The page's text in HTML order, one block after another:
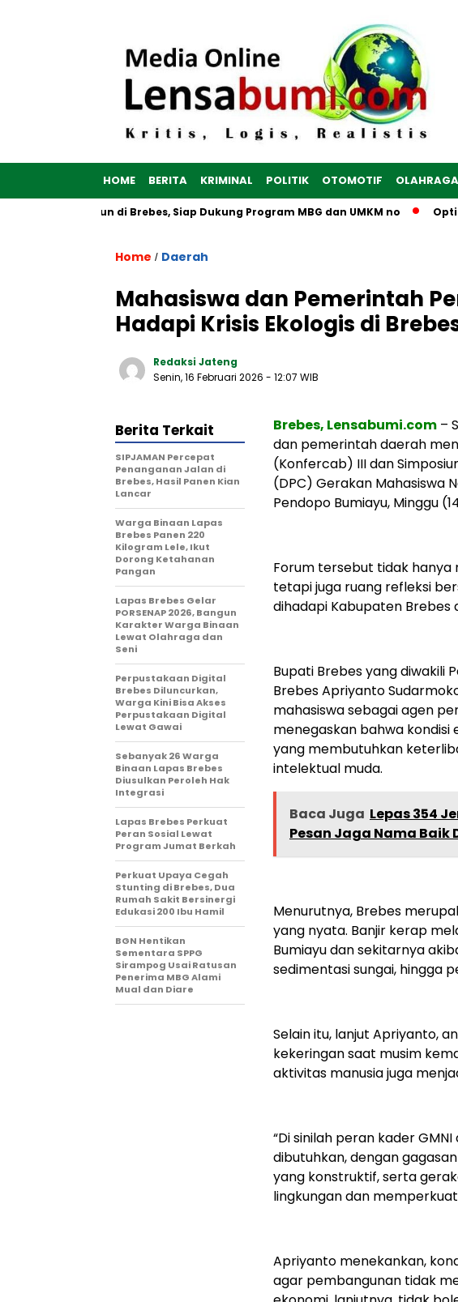
HOME BERITA KRIMINAL POLITIK OTOMOTIF OLAHRAGA
Dibangun di Brebes, Siap Dukung Program MBG dan UMKM no
Home / Daerah
Mahasiswa dan Pemerintah
Hadapi Krisis Ekologis di
Redaksi Jateng
Senin, 16 Februari 2026 - 12:07 WIB
Brebes, Lensabumi.com –
dan pemerintah daerah
(Konfercab) III dan
(DPC) Gerakan Mahasiswa
Pendopo Bumiayu, Minggu
Forum tersebut tidak hanya
tetapi juga ruang refleksi
dihadapi Kabupaten Brebes
Bupati Brebes yang diwakili
Brebes Apriyanto
mahasiswa sebagai agen
menegaskan bahwa kondisi
yang membutuhkan
intelektual muda.
Baca Juga Lepas 354
Pesan Jaga Nama Baik
Menurutnya, Brebes
yang nyata. Banjir kerap
Bumiayu dan sekitarnya
sedimentasi sungai, hingga
Selain itu, lanjut Apriyanto,
kekeringan saat musim
aktivitas manusia juga
“Di sinilah peran kader
dibutuhkan, dengan
yang konstruktif, serta
lingkungan dan
Apriyanto menekankan,
agar pembangunan tidak
Berita Terkait
SIPJAMAN Percepat
Penanganan Jalan di
Brebes, Hasil Panen Kian
Lancar
Warga Binaan Lapas
Brebes Panen 220
Kilogram Lele, Ikut
Dorong Ketahanan
Pangan
Lapas Brebes Gelar
PORSENAP 2026, Bangun
Karakter Warga Binaan
Lewat Olahraga dan
Seni
Perpustakaan Digital
Brebes Diluncurkan,
Warga Kini Bisa Akses
Perpustakaan Digital
Lewat Gawai
Sebanyak 26 Warga
Binaan Lapas Brebes
Diusulkan Peroleh Hak
Integrasi
Lapas Brebes Perkuat
Peran Sosial Lewat
Program Jumat Berkah
Perkuat Upaya Cegah
Stunting di Brebes, Dua
Rumah Sakit Bersinergi
Edukasi 200 Ibu Hamil
BGN Hentikan
Sementara SPPG
Sirampog Usai Ratusan
Penerima MBG Alami
Mual dan Diare